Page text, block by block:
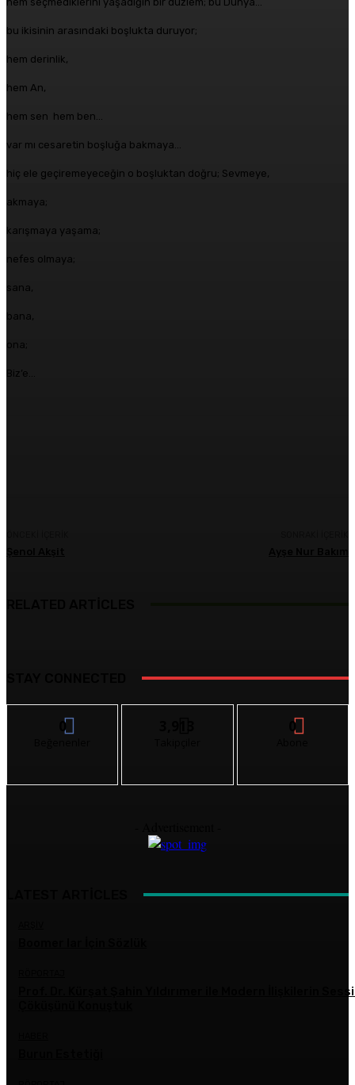
bu ikisinin arasındaki boşlukta duruyor;
hem derinlik,
hem An,
hem sen hem ben…
var mı cesaretin boşluğa bakmaya…
hiç ele geçiremeyeceğin o boşluktan doğru; Sevmeye,
akmaya;
karışmaya yaşama;
nefes olmaya;
sana,
bana,
ona;
Biz’e…
0 0
Prof. Dr. Kürşat Şahin Yıldırımer ile Modern İlişkilerin